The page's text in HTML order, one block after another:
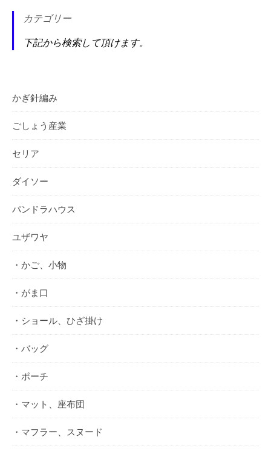
カテゴリー
下記から検索して頂けます。
かぎ針編み
ごしょう産業
セリア
ダイソー
パンドラハウス
ユザワヤ
・かご、小物
・がま口
・ショール、ひざ掛け
・バッグ
・ポーチ
・マット、座布団
・マフラー、スヌード